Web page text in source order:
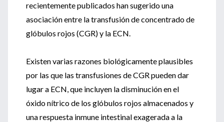
recientemente publicados han sugerido una
asociación entre la transfusión de concentrado de
glóbulos rojos (CGR) y la ECN.
Existen varias razones biológicamente plausibles
por las que las transfusiones de CGR pueden dar
lugar a ECN, que incluyen la disminución en el
óxido nítrico de los glóbulos rojos almacenados y
una respuesta inmune intestinal exagerada a la